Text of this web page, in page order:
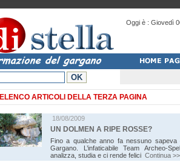
Oggi è : Giovedì
ELENCO ARTICOLI DELLA TERZA PAGINA
18/08/2009
UN DOLMEN A RIPE ROSSE?
Fino a qualche anno fa nessuno sapeva
Gargano. L’infaticabile Team Archeo-
analizza, studia e ci rende felici Continua >>